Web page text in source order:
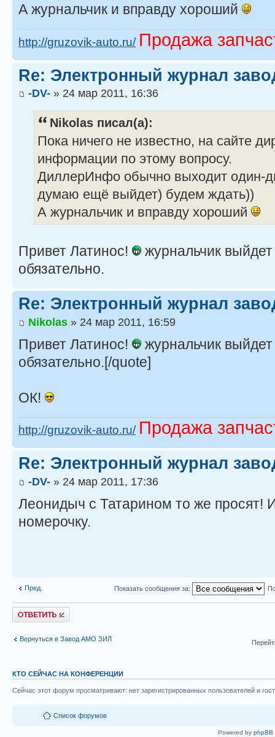
А журнальчик и вправду хороший
http://gruzovik-auto.ru/ Продажа
Re: Электронный журнал
-DV- » 24 мар 2011, 16:36
Nikolas писал(а):
Пока ничего не известно, на сайте
информации по этому вопросу.
ДиллерИнфо обычно выходит один-
думаю ещё выйдет) будем ждать))
А журнальчик и вправду хороший
Привет Латинос!
журнальчик
обязательно.
Re: Электронный журнал
Nikolas » 24 мар 2011, 16:59
Привет Латинос!
журнальчик
обязательно.[/quote]
ОК!
http://gruzovik-auto.ru/ Продажа
Re: Электронный журнал
-DV- » 24 мар 2011, 17:36
Леонидыч с Татарином то же просят!
номерочку.
Пред. Показать сообщения за:
Ответить
Вернуться в Завод АМО ЗИЛ
КТО СЕЙЧАС НА КОНФЕРЕНЦИИ
Сейчас этот форум просматривают: нет зарегистрированных пользователей и
Список форумов
Powered by phpBB